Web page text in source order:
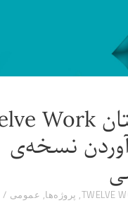
آوردن نسخه‌ی
TWELVE
, پروژه‌ها, عمومی